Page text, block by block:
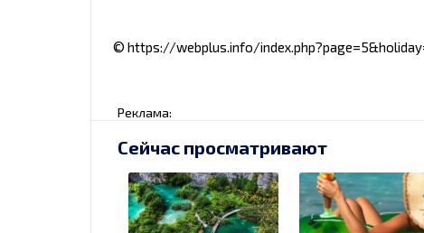
© https://webplus.info/
Реклама:
Сейчас просматривают